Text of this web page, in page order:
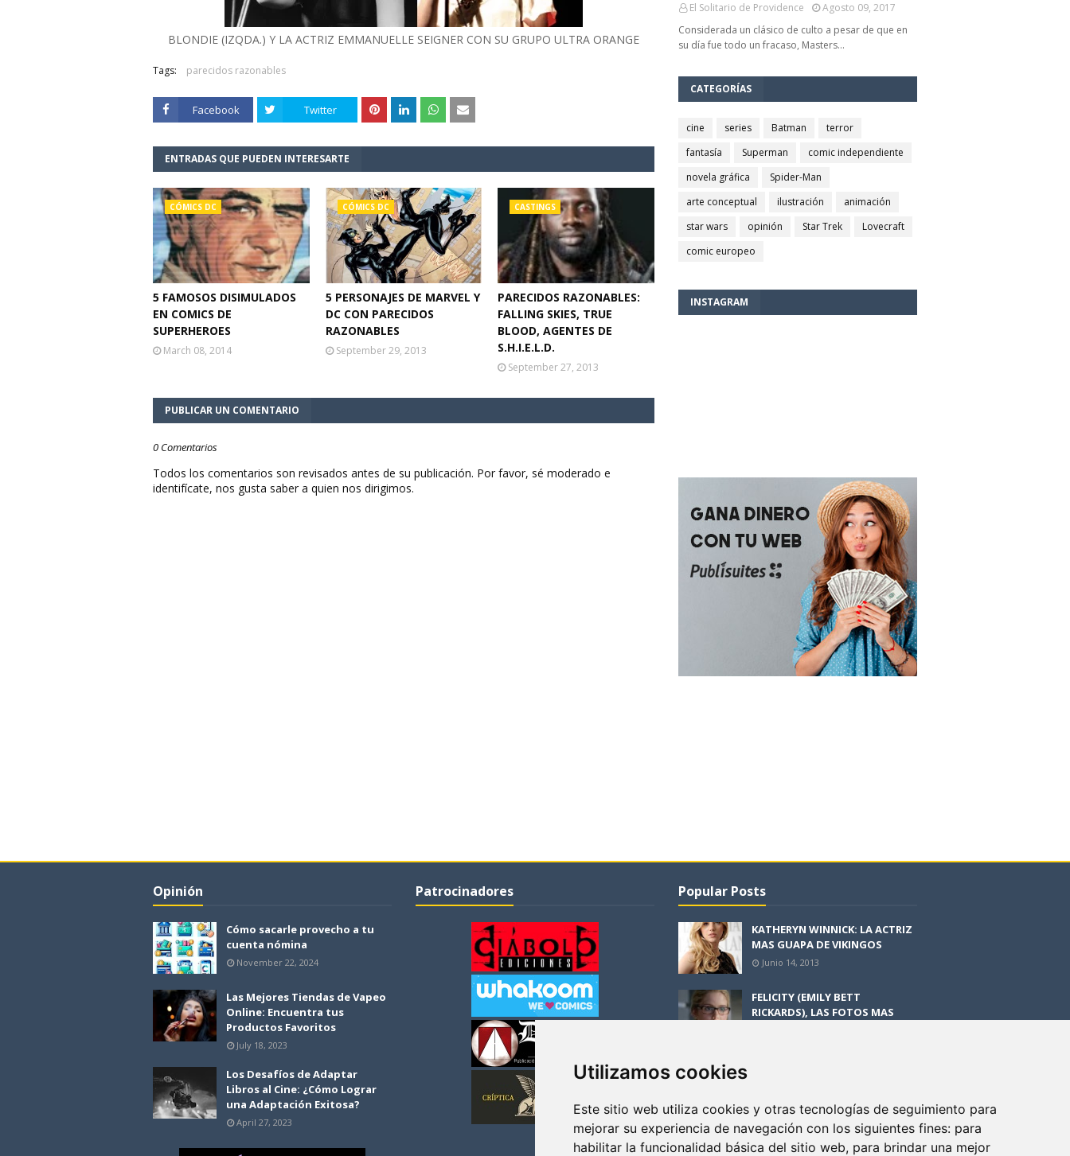
Utilizamos cookies
Este sitio web utiliza cookies y otras tecnologías de seguimiento para
mejorar su experiencia de navegación con los siguientes fines: para
habilitar la funcionalidad básica del sitio web, para brindar una mejor
BLONDIE (IZQDA.) Y LA ACTRIZ EMMANUELLE SEIGNER CON SU GRUPO ULTRA ORANGE
Tags: parecidos razonables
Facebook Twitter
ENTRADAS QUE PUEDEN INTERESARTE
CÓMICS DC
5 FAMOSOS DISIMULADOS
EN COMICS DE
SUPERHEROES
March 08, 2014
CÓMICS DC
5 PERSONAJES DE MARVEL Y
DC CON PARECIDOS
RAZONABLES
September 29, 2013
CASTINGS
PARECIDOS RAZONABLES:
FALLING SKIES, TRUE
BLOOD, AGENTES DE
S.H.I.E.L.D.
September 27, 2013
PUBLICAR UN COMENTARIO
0 Comentarios
Todos los comentarios son revisados antes de su publicación. Por favor, sé moderado e
identifícate, nos gusta saber a quien nos dirigimos.
El Solitario de Providence
Agosto 09, 2017
Considerada un clásico de culto a pesar de que en
su día fue todo un fracaso, Masters…
CATEGORÍAS
cine series Batman
terror
fantasía
Superman
comic independiente
novela gráfica
Spider-Man
arte conceptual
ilustración
animación
star wars
opinión Star Trek
Lovecraft
comic europeo
INSTAGRAM
Opinión
Cómo sacarle provecho a tu
cuenta nómina
November 22, 2024
Las Mejores Tiendas de Vapeo
Online: Encuentra tus
Productos Favoritos
July 18, 2023
Los Desafíos de Adaptar
Libros al Cine: ¿Cómo Lograr
una Adaptación Exitosa?
April 27, 2023
Patrocinadores Popular Posts
KATHERYN WINNICK: LA ACTRIZ
MAS GUAPA DE VIKINGOS
Junio 14, 2013
FELICITY (EMILY BETT
RICKARDS), LAS FOTOS MAS
HISTORIA. EPISODIO 3. LA
CRITICA
Mayo 17, 2012